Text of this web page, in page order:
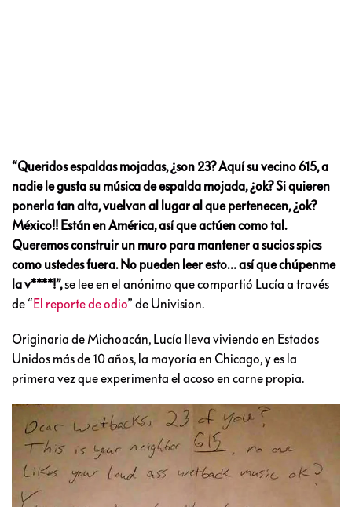
“Queridos espaldas mojadas, ¿son 23? Aquí su vecino 615, a
nadie le gusta su música de espalda mojada, ¿ok? Si quieren
ponerla tan alta, vuelvan al lugar al que pertenecen, ¿ok?
México!! Están en América, así que actúen como tal.
Queremos construir un muro para mantener a sucios spics
como ustedes fuera. No pueden leer esto… así que chúpenme
la v****!”,se lee en el anónimo que compartió Lucía a través
de “ El reporte de odio” de Univision.
Originaria de Michoacán, Lucía lleva viviendo en Estados
Unidos más de 10 años, la mayoría en Chicago, y es la
primera vez que experimenta el acoso en carne propia.